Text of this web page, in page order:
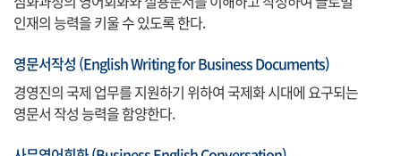
인재의 능력을 키울 수 있도록 한다.
영문서작성 (English Writing for Business Documents)
경영진의 국제 업무를 지원하기 위하여 국제화 시대에 요구되는
영문서 작성 능력을 함양한다.